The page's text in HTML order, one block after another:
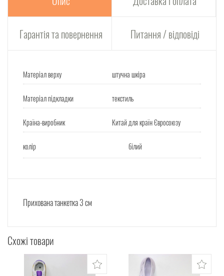
Гарантія та повернення Питання / відповіді
Матеріал верху штучна шкіра
Матеріал підкладки текстиль
Країна-виробник Китай для країн Євросоюзу
колір білий
Прихована танкетка 3 см
Схожі товари